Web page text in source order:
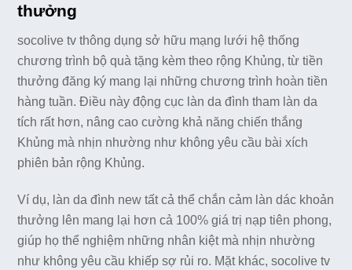
thưởng
socolive tv thông dụng sở hữu mạng lưới hệ thống
chương trình bộ quà tặng kèm theo rộng Khủng, từ tiền
thưởng đăng ký mang lại những chương trình hoàn tiền
hàng tuần. Điều này động cục làn da đình tham làn da
tích rất hơn, nâng cao cường khả năng chiến thắng
Khủng mà nhịn nhường như không yêu cầu bài xích
phiên bản rộng Khủng.
Ví dụ, làn da đình new tất cả thể chắn cảm làn dác khoản
thưởng lên mang lại hơn cả 100% giá trị nạp tiên phong,
giúp họ thể nghiệm những nhân kiệt mà nhịn nhường
như không yêu cầu khiếp sợ rủi ro. Mặt khác, socolive tv